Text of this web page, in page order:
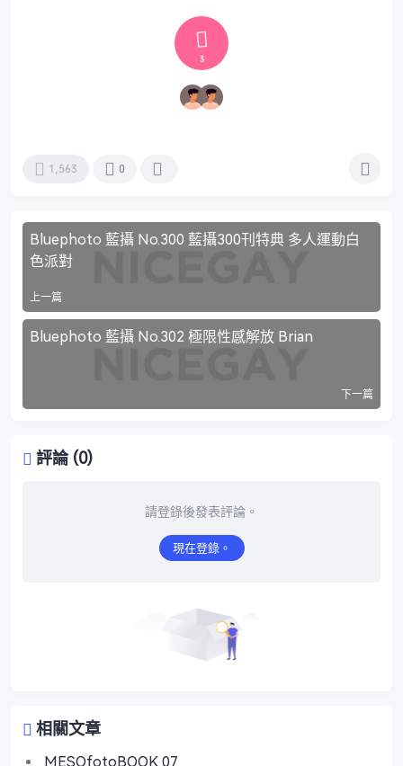
3
1,563 0
Bluephoto 藍攝 No.300 藍攝300刊特典 多人運動白
色派對
上一篇
Bluephoto 藍攝 No.302 極限性感解放 Brian
下一篇
評論 (0)
請登錄後發表評論。
現在登錄。
相關文章
MESOfotoBOOK 07